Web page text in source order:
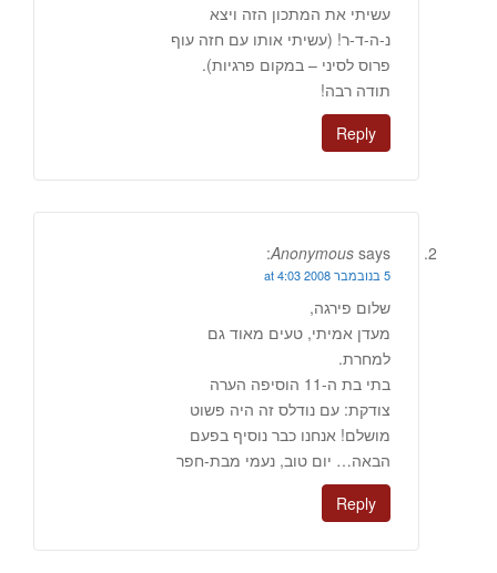
עשיתי את המתכון הזה ויצא
נ-ה-ד-ר! (עשיתי אותו עם חזה עוף
פרוס לסיני – במקום פרגיות).
תודה רבה!
Reply
Anonymous says:
5 בנובמבר 2008 at 4:03
שלום פירגה,
מעדן אמיתי, טעים מאוד גם
למחרת.
בתי בת ה-11 הוסיפה הערה
צודקת: עם נודלס זה היה פשוט
מושלם! אנחנו כבר נוסיף בפעם
הבאה… יום טוב, נעמי מבת-חפר
Reply